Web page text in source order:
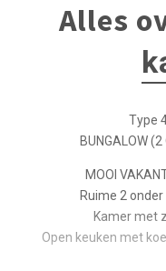
Alles
Type
BUNGALOW
MOOI
Ruime 2
Kamer met
Open keuken met